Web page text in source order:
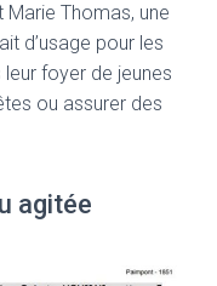
Thomas, une
d’usage pour les
leur foyer de jeunes
ou assurer des
agitée